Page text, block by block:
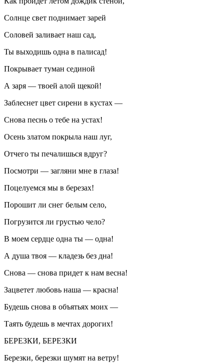
Солнце свет поднимает зарей
Соловей заливает наш сад,
Ты выходишь одна в палисад!
Покрывает туман сединой
А заря — твоей алой щекой!
Заблеснет цвет сирени в кустах —
Снова песнь о тебе на устах!
Осень златом покрыла наш луг,
Отчего ты печалишься вдруг?
Посмотри — загляни мне в глаза!
Поцелуемся мы в березах!
Порошит ли снег белым село,
Погрузится ли грустью чело?
В моем сердце одна ты — одна!
А душа твоя — кладезь без дна!
Снова — снова придет к нам весна!
Зацветет любовь наша — красна!
Будешь снова в объятьях моих —
Таять будешь в мечтах дорогих!
БЕРЕЗКИ, БЕРЕЗКИ
Березки, березки шумят на ветру!